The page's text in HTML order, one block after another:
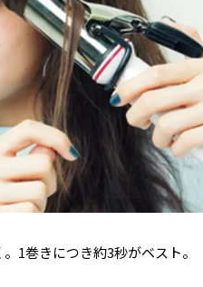
1巻きにつき約3秒がベスト。